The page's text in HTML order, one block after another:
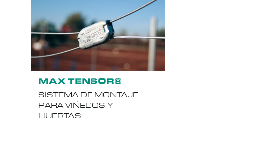
MAX TENSOR®
SISTEMA DE MONTAJE
PARA VIÑEDOS Y
HUERTAS